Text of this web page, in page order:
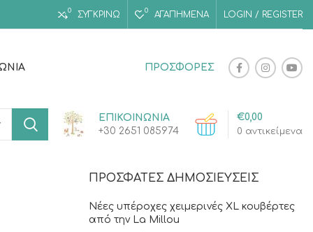
0 ΣΥΓΚΡΙΝΩ 0 ΑΓΑΠΗΜΈΝΑ LOGIN / REGISTER
ΠΡΟΣΦΟΡΕΣ
ΕΠΙΚΟΙΝΩΝΙΑ
+30 2651 085974
0 αντικείμενα
€0,00
ΠΡΌΣΦΑΤΕΣ ΔΗΜΟΣΙΕΎΣΕΙΣ
Νέες υπέροχες χειμερινές XL κουβέρτες
από την La Millou